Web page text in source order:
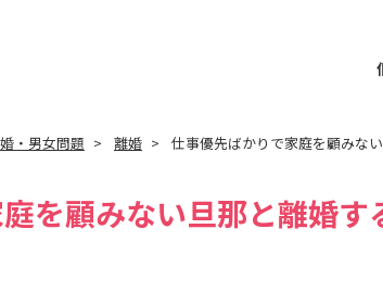
・男女問題 離婚 仕事優先ばかりで家庭を顧みな
を顧みない旦那と離婚す